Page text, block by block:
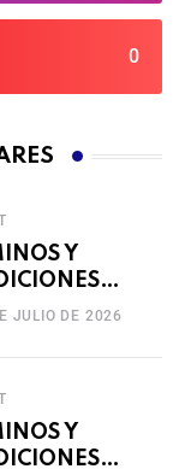
0
Y
COMPITE,
JULIO DE 2026
Y